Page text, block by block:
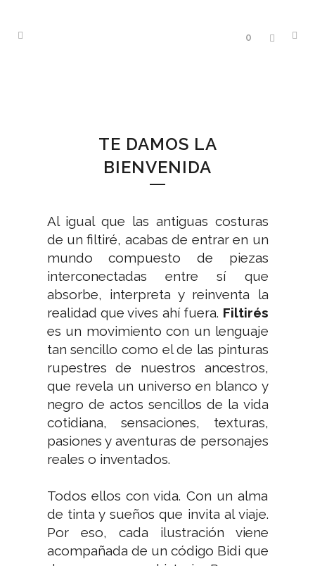
0
TE DAMOS LA
BIENVENIDA
Al igual que las antiguas costuras
de un filtiré, acabas de entrar en un
mundo compuesto de piezas
interconectadas entre sí que
absorbe, interpreta y reinventa la
realidad que vives ahí fuera. Filtirés
es un movimiento con un lenguaje
tan sencillo como el de las pinturas
rupestres de nuestros ancestros,
que revela un universo en blanco y
negro de actos sencillos de la vida
cotidiana, sensaciones, texturas,
pasiones y aventuras de personajes
reales o inventados.
Todos ellos con vida. Con un alma
de tinta y sueños que invita al viaje.
Por eso, cada ilustración viene
acompañada de un código Bidi que